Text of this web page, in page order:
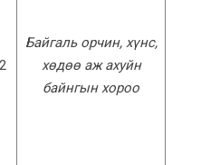
2
Байгаль орчин, хүнс,
хөдөө аж ахуйн
байнгын хороо